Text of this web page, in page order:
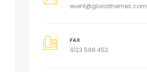
event@gloriathemes.com
FAX
9123 598 453